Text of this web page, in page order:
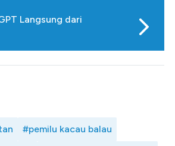
Langsung dari
#pemilu kacau balau